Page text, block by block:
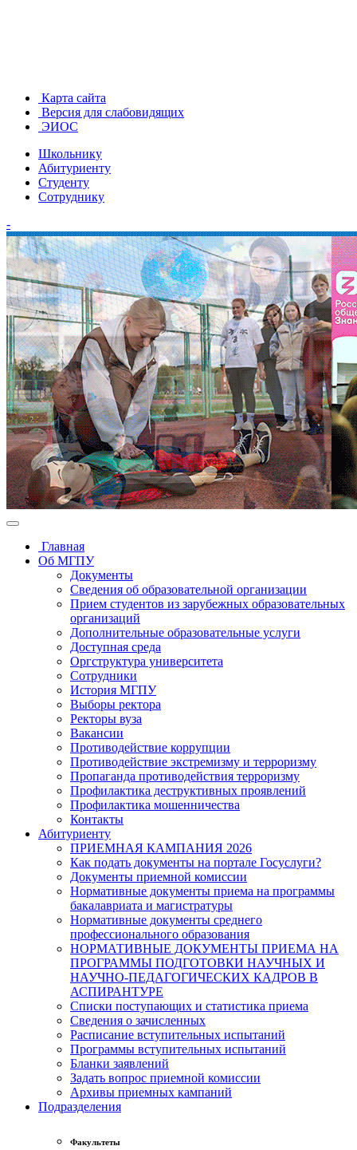
Карта сайта
Версия для слабовидящих
ЭИОС
Школьнику
Абитуриенту
Студенту
Сотруднику
-
Главная
Об МГПУ
Документы
Сведения об образовательной организации
Прием студентов из зарубежных образовательных
организаций
Дополнительные образовательные услуги
Доступная среда
Оргструктура университета
Сотрудники
История МГПУ
Выборы ректора
Ректоры вуза
Вакансии
Противодействие коррупции
Противодействие экстремизму и терроризму
Пропаганда противодействия терроризму
Профилактика деструктивных проявлений
Профилактика мошенничества
Контакты
Абитуриенту
ПРИЕМНАЯ КАМПАНИЯ 2026
Как подать документы на портале Госуслуги?
Документы приемной комиссии
Нормативные документы приема на программы
бакалавриата и магистратуры
Нормативные документы среднего
профессионального образования
НОРМАТИВНЫЕ ДОКУМЕНТЫ ПРИЕМА НА
ПРОГРАММЫ ПОДГОТОВКИ НАУЧНЫХ И
НАУЧНО-ПЕДАГОГИЧЕСКИХ КАДРОВ В
АСПИРАНТУРЕ
Списки поступающих и статистика приема
Сведения о зачисленных
Расписание вступительных испытаний
Программы вступительных испытаний
Бланки заявлений
Задать вопрос приемной комиссии
Архивы приемных кампаний
Подразделения
Факультеты